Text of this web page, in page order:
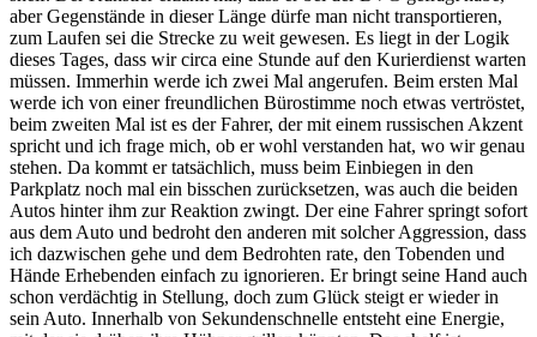
aber Gegenstände in dieser Länge dürfe man nicht transportieren,
zum Laufen sei die Strecke zu weit gewesen. Es liegt in der Logik
dieses Tages, dass wir circa eine Stunde auf den Kurierdienst warten
müssen. Immerhin werde ich zwei Mal angerufen. Beim ersten Mal
werde ich von einer freundlichen Bürostimme noch etwas vertröstet,
beim zweiten Mal ist es der Fahrer, der mit einem russischen Akzent
spricht und ich frage mich, ob er wohl verstanden hat, wo wir genau
stehen. Da kommt er tatsächlich, muss beim Einbiegen in den
Parkplatz noch mal ein bisschen zurücksetzen, was auch die beiden
Autos hinter ihm zur Reaktion zwingt. Der eine Fahrer springt sofort
aus dem Auto und bedroht den anderen mit solcher Aggression, dass
ich dazwischen gehe und dem Bedrohten rate, den Tobenden und
Hände Erhebenden einfach zu ignorieren. Er bringt seine Hand auch
schon verdächtig in Stellung, doch zum Glück steigt er wieder in
sein Auto. Innerhalb von Sekundenschnelle entsteht eine Energie,